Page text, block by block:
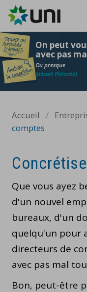
On peut
avec pas
Ou presque
(désolé Pistache).
Accueil /
comptes
Que vous ayez
d'un nouvel
bureaux, d'un
quelqu'un pour
directeurs de
avec pas mal
Bon, peut-être